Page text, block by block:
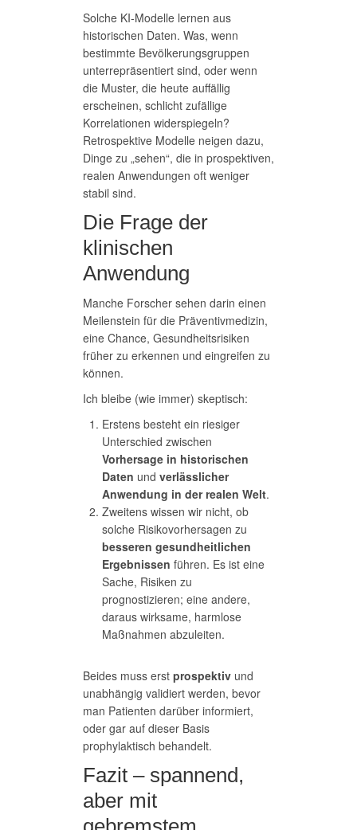
Solche KI-Modelle lernen aus
historischen Daten. Was, wenn
bestimmte Bevölkerungsgruppen
unterrepräsentiert sind, oder wenn
die Muster, die heute auffällig
erscheinen, schlicht zufällige
Korrelationen widerspiegeln?
Retrospektive Modelle neigen dazu,
Dinge zu „sehen“, die in prospektiven,
realen Anwendungen oft weniger
stabil sind.
Die Frage der
klinischen
Anwendung
Manche Forscher sehen darin einen
Meilenstein für die Präventivmedizin,
eine Chance, Gesundheitsrisiken
früher zu erkennen und eingreifen zu
können.
Ich bleibe (wie immer) skeptisch:
Erstens besteht ein riesiger
Unterschied zwischen
Vorhersage in historischen
Daten und verlässlicher
Anwendung in der realen Welt.
Zweitens wissen wir nicht, ob
solche Risikovorhersagen zu
besseren gesundheitlichen
Ergebnissen führen. Es ist eine
Sache, Risiken zu
prognostizieren; eine andere,
daraus wirksame, harmlose
Maßnahmen abzuleiten.
Beides muss erst prospektiv und
unabhängig validiert werden, bevor
man Patienten darüber informiert,
oder gar auf dieser Basis
prophylaktisch behandelt.
Fazit – spannend,
aber mit